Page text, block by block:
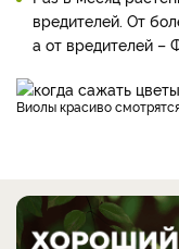
вредителей. От
а от вредителей –
Виолы красиво